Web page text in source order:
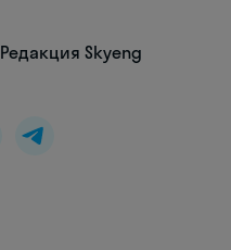
Редакция Skyeng